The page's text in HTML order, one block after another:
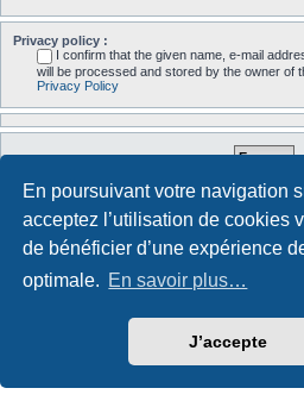
En poursuivant votre navigation
acceptez l’utilisation de cookies
de bénéficier d’une expérience
optimale. En savoir plus…
J’accepte
Privacy policy :
I confirm that the given name, e-mail
will be processed and stored by the owner of
Privacy Policy
Accueil du forum
Style developed by Zuma
Développé parphpBB® Forum
Traduction française